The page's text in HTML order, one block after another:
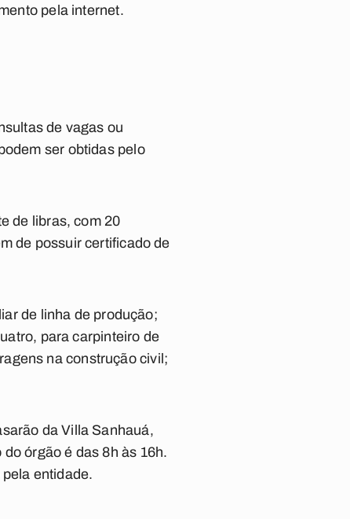
pela internet.
de vagas ou
ser obtidas pelo
de libras, com 20
de possuir certificado de
de linha de produção;
para carpinteiro de
na construção civil;
da Villa Sanhauá,
órgão é das 8h às 16h.
entidade.